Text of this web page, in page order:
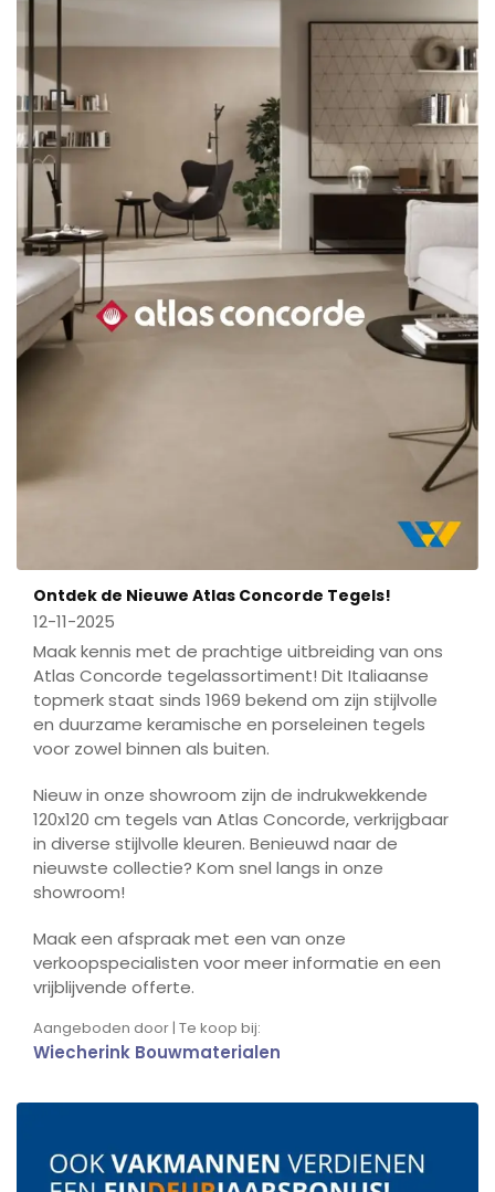
Ontdek de Nieuwe Atlas Concorde Tegels!
12-11-2025
Maak kennis met de prachtige uitbreiding van ons
Atlas Concorde tegelassortiment! Dit Italiaanse
topmerk staat sinds 1969 bekend om zijn stijlvolle
en duurzame keramische en porseleinen tegels
voor zowel binnen als buiten.
Nieuw in onze showroom zijn de indrukwekkende
120x120 cm tegels van Atlas Concorde, verkrijgbaar
in diverse stijlvolle kleuren. Benieuwd naar de
nieuwste collectie? Kom snel langs in onze
showroom!
Maak een afspraak met een van onze
verkoopspecialisten voor meer informatie en een
vrijblijvende offerte.
Aangeboden door | Te koop bij:
Wiecherink Bouwmaterialen